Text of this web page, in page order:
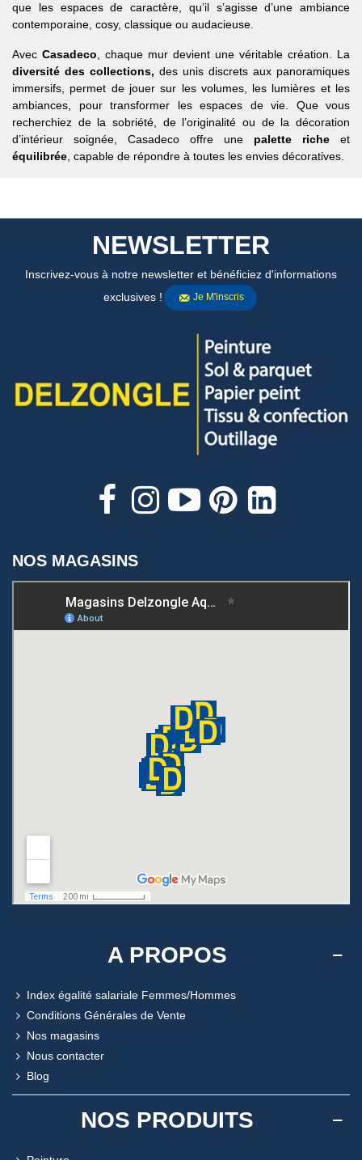
que les espaces de caractère, qu’il s’agisse d’une ambiance
contemporaine, cosy, classique ou audacieuse.
Avec Casadeco , chaque mur devient une véritable création. La
diversité des collections, des unis discrets aux panoramiques
immersifs, permet de jouer sur les volumes, les lumières et les
ambiances, pour transformer les espaces de vie. Que vous
recherchiez de la sobriété, de l’originalité ou de la décoration
d’intérieur soignée, Casadeco offre une palette riche et
équilibrée , capable de répondre à toutes les envies décoratives.
NEWSLETTER
Inscrivez-vous à notre newsletter et bénéficiez d'informations
exclusives !
Je M'inscris
NOS MAGASINS
A PROPOS
Index égalité salariale Femmes/Hommes
Conditions Générales de Vente
Nos magasins
Nous contacter
Blog
NOS PRODUITS